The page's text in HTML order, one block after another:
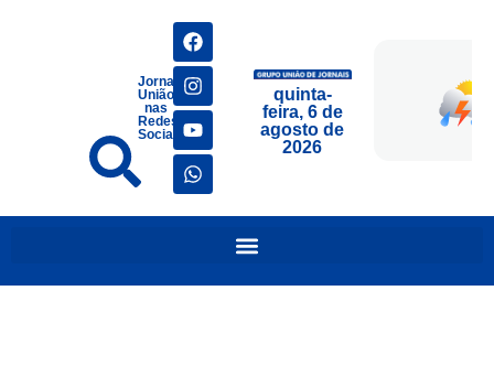
Jornais
União
nas
Redes
Sociais
quinta-
feira, 6 de
agosto de
2026